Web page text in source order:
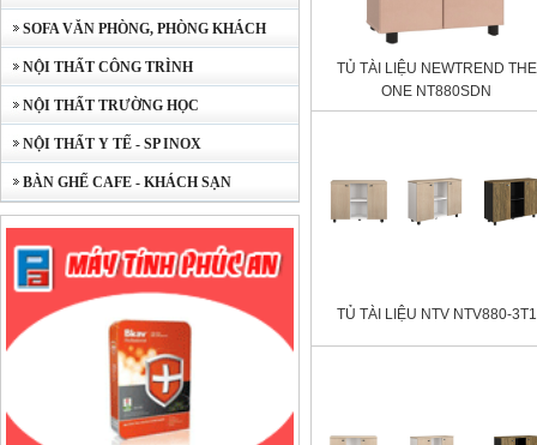
SOFA VĂN PHÒNG, PHÒNG KHÁCH
NỘI THẤT CÔNG TRÌNH
NỘI THẤT TRƯỜNG HỌC
NỘI THẤT Y TẾ - SP INOX
BÀN GHẾ CAFE - KHÁCH SẠN
TỦ TÀI LIỆU NEWTREND THE
ONE NT880SDN
TỦ TÀI LIỆU NTV NTV880-3T1